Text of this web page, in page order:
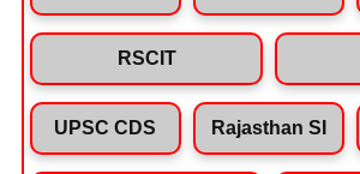
RSCIT
UPSC CDS Rajasthan SI